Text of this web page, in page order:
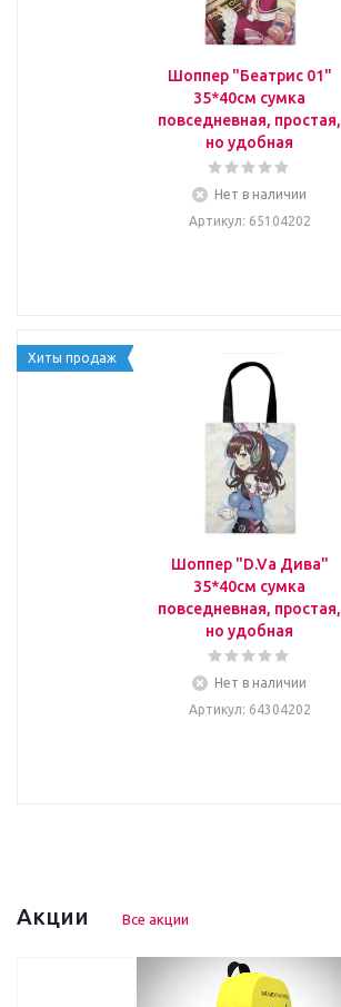
Шоппер "Беатрис 01"
35*40см сумка
повседневная, простая,
но удобная
Нет в наличии
Артикул: 65104202
Хиты продаж
Шоппер "D.Va Дива"
35*40см сумка
повседневная, простая,
но удобная
Нет в наличии
Артикул: 64304202
Акции Все акции